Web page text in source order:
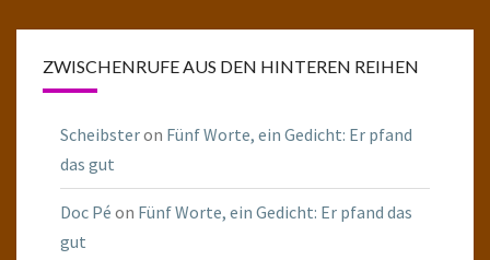
ZWISCHENRUFE AUS DEN HINTEREN REIHEN
Scheibsteron Fünf Worte, ein Gedicht: Er pfand
das gut
Doc Pé on Fünf Worte, ein Gedicht: Er pfand das
gut